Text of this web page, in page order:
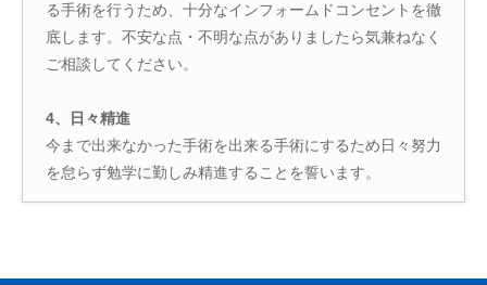
る手術を行うため、十分なインフォームドコンセントを徹
底します。不安な点・不明な点がありましたら気兼ねなく
ご相談してください。
4、日々精進
今まで出来なかった手術を出来る手術にするため日々努力
を怠らず勉学に勤しみ精進することを誓います。